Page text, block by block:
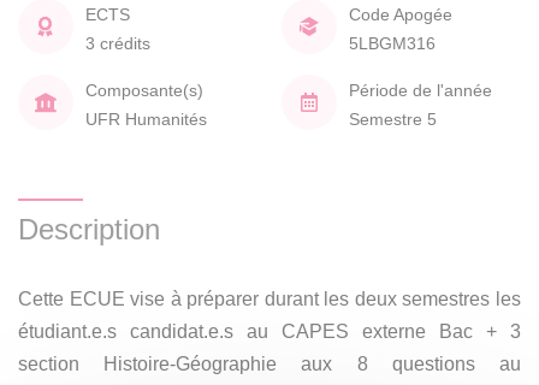
ECTS
3 crédits
Code Apogée
5LBGM316
Composante(s)
UFR Humanités
Période de l'année
Semestre 5
Description
Cette ECUE vise à préparer durant les deux semestres les
étudiant.e.s candidat.e.s au CAPES externe Bac + 3
section Histoire-Géographie aux 8 questions au